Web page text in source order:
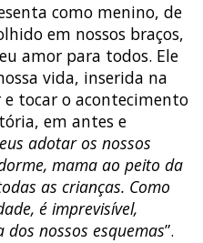
como menino, de
em nossos braços,
amor para todos. Ele
vida, inserida na
e tocar o acontecimento
em antes e
adotar os nossos
mama ao peito da
as crianças. Como
é imprevisível,
nossos esquemas”.